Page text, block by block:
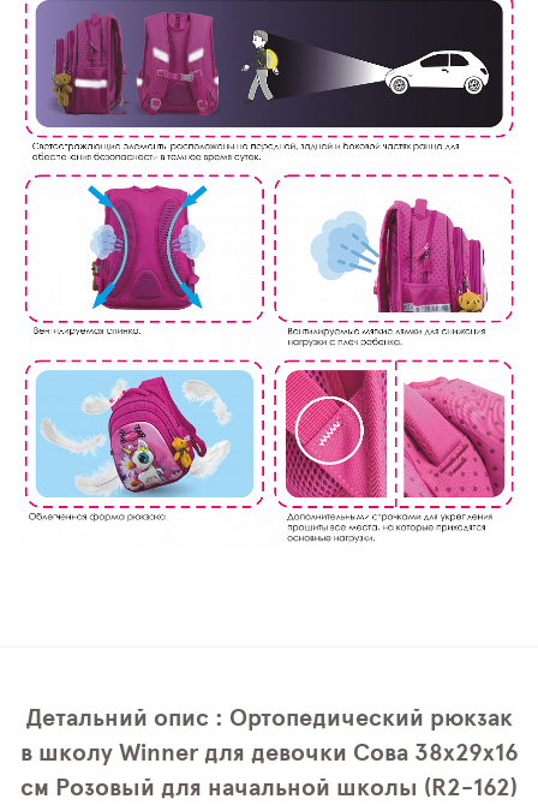
Детальний опис : Ортопедический рюкзак
в школу Winner для девочки Сова 38х29х16
см Розовый для начальной школы (R2-162)